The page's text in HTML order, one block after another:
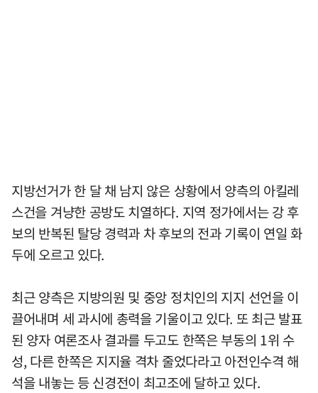
지방선거가 한 달 채 남지 않은 상황에서 양측의 아킬레
스건을 겨냥한 공방도 치열하다. 지역 정가에서는 강 후
보의 반복된 탈당 경력과 차 후보의 전과 기록이 연일 화
두에 오르고 있다.
최근 양측은 지방의원 및 중앙 정치인의 지지 선언을 이
끌어내며 세 과시에 총력을 기울이고 있다. 또 최근 발표
된 양자 여론조사 결과를 두고도 한쪽은 부동의 1위 수
성, 다른 한쪽은 지지율 격차 줄었다라고 아전인수격 해
석을 내놓는 등 신경전이 최고조에 달하고 있다.